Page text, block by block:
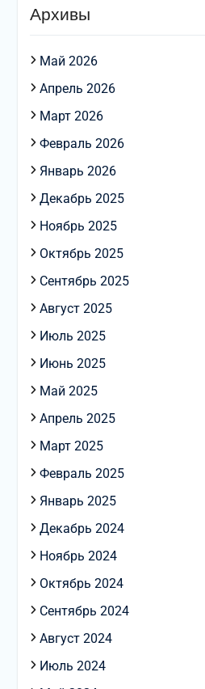
Архивы
Май 2026
Апрель 2026
Март 2026
Февраль 2026
Январь 2026
Декабрь 2025
Ноябрь 2025
Октябрь 2025
Сентябрь 2025
Август 2025
Июль 2025
Июнь 2025
Май 2025
Апрель 2025
Март 2025
Февраль 2025
Январь 2025
Декабрь 2024
Ноябрь 2024
Октябрь 2024
Сентябрь 2024
Август 2024
Июль 2024